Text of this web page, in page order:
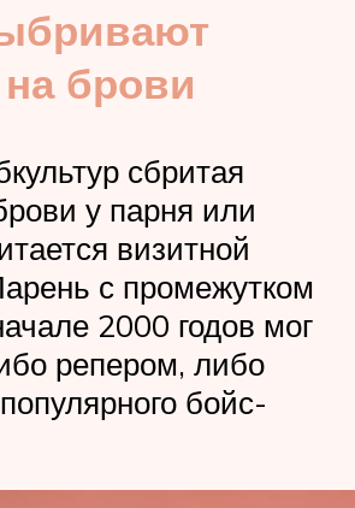
брови
сбритая
у парня или
визитной
с промежутком
2000 годов мог
репером, либо
бойс-